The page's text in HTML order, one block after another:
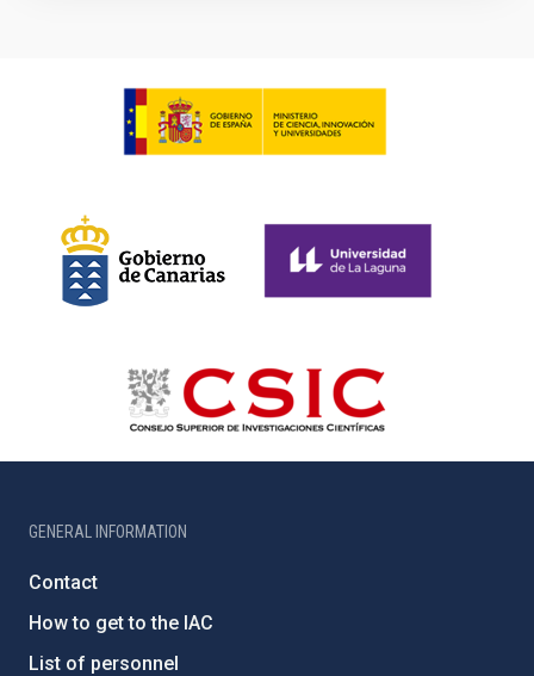
GENERAL INFORMATION
Contact
How to get to the IAC
List of personnel